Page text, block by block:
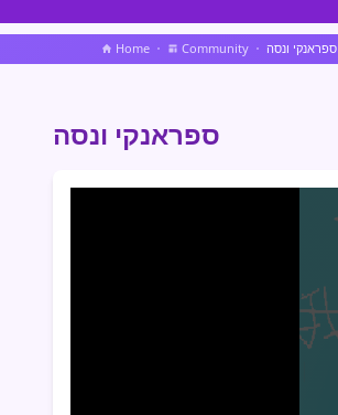
Home Community ספראנקי ונסה
ספראנקי ונסה